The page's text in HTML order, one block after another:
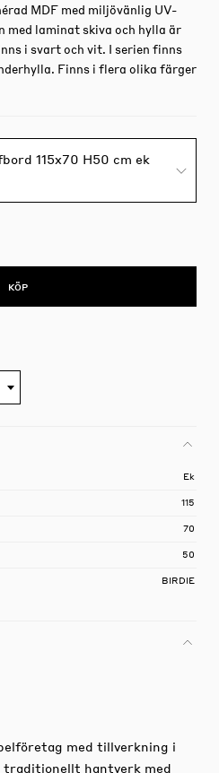
MDF med miljövänlig UV-
med laminat skiva och hylla är
i svart och vit. I serien finns
Finns i flera olika färger
115x70 H50 cm ek
KÖP
Ek
115
70
50
BIRDIE
med tillverkning i
traditionellt hantverk med